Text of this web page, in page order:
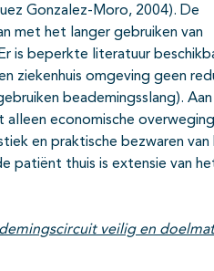
Gonzalez-Moro, 2004). De
met het langer gebruiken van
is beperkte literatuur
ziekenhuis omgeving geen
beademingsslang). Aan
economische
en praktische bezwaren van
patiënt thuis is extensie van
veilig en